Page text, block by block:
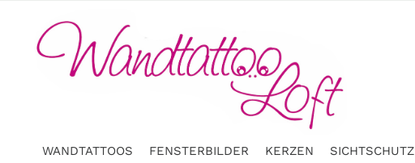
WANDTATTOOS FENSTERBILDER KERZEN SICHTSCHUTZ